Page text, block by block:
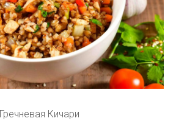
Гречневая Кичари